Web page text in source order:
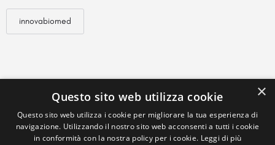
innovabiomed
×
Questo sito web utilizza cookie
Questo sito web utilizza i cookie per migliorare la tua esperienza di
navigazione. Utilizzando il nostro sito web acconsenti a tutti i cookie
in conformità con la nostra policy per i cookie. Leggi di più